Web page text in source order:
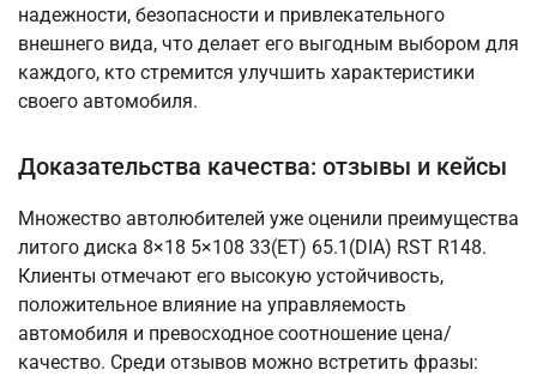
надежности, безопасности и привлекательного
внешнего вида, что делает его выгодным выбором для
каждого, кто стремится улучшить характеристики
своего автомобиля.
Доказательства качества: отзывы и кейсы
Множество автолюбителей уже оценили преимущества
литого диска 8×18 5×108 33(ET) 65.1(DIA) RST R148.
Клиенты отмечают его высокую устойчивость,
положительное влияние на управляемость
автомобиля и превосходное соотношение цена/
качество. Среди отзывов можно встретить фразы: